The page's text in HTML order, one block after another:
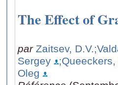
The Effect of
par Zaitsev, D.V.
Sergey
Oleg